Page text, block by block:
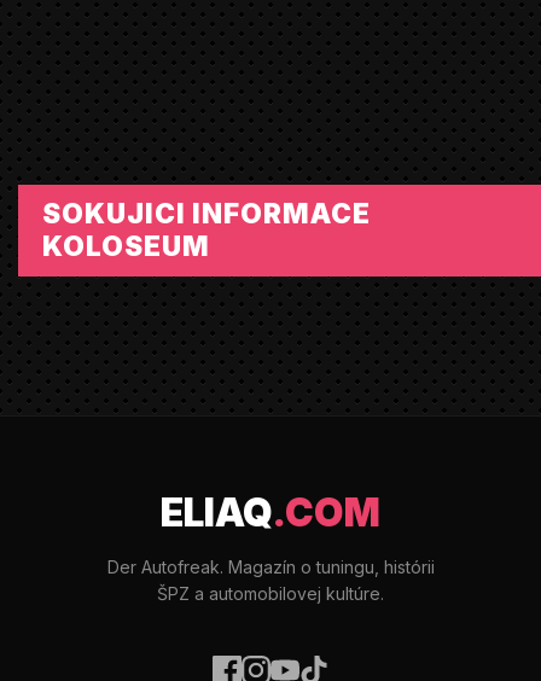
SOKUJICI INFORMACE
KOLOSEUM
ELIAQ.COM
Der Autofreak. Magazín o tuningu, histórii
ŠPZ a automobilovej kultúre.